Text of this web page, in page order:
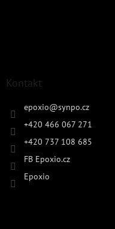
Kontakt
epoxio@synpo.cz
+420 466 067 271
+420 737 108 685
FB Epoxio.cz
Epoxio